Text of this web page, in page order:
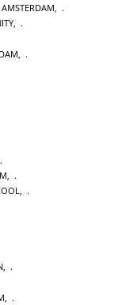
AMSTERDAM,
,
,
,
,